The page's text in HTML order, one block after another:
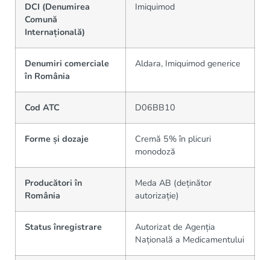
DCI (Denumirea
Comună
Internațională)
Imiquimod
Denumiri comerciale
în România
Aldara, Imiquimod generice
Cod ATC D06BB10
Forme și dozaje
Cremă 5% în plicuri
monodoză
Producători în
România
Meda AB (deținător
autorizație)
Status înregistrare
Autorizat de Agenția
Națională a Medicamentului